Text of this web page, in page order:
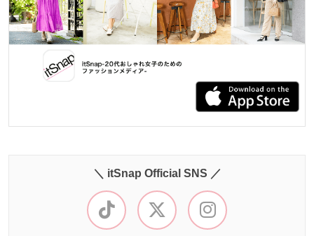
＼ itSnap Official SNS ／